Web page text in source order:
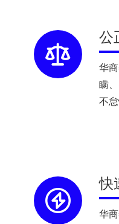
公
华
瞒
不
快
华